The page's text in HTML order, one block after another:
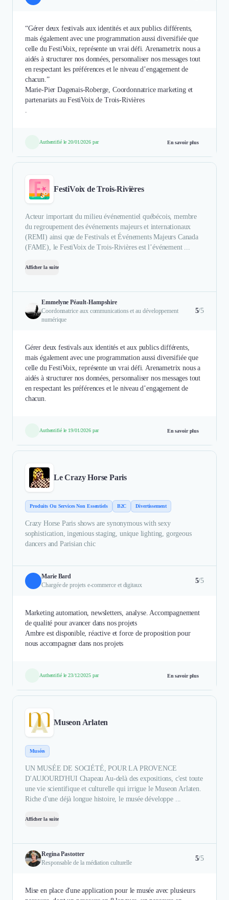
“Gérer deux festivals aux identités et aux publics différents,
mais également avec une programmation aussi diversifiée que
celle du FestiVoix, représente un vrai défi. Arenametrix nous a
aidés à structurer nos données, personnaliser nos messages tout
en respectant les préférences et le niveau d’engagement de
chacun.”
Marie-Pier Dagenais-Roberge, Coordonnatrice marketing et
partenariats au FestiVoix de Trois-Rivières
Authentifié le 20/01/2026 par En savoir plus
FestiVoix de Trois-Rivières
Acteur important du milieu événementiel québécois, membre
du regroupement des événements majeurs et internationaux
(REMI) ainsi que de Festivals et Événements Majeurs Canada
(FAME), le FestiVoix de Trois-Rivières est l’événement ...
Afficher la suite
Emmelyne Péault-Hampshire
Coordonnatrice aux communications et au développement
numérique
5/5
Gérer deux festivals aux identités et aux publics différents,
mais également avec une programmation aussi diversifiée que
celle du FestiVoix, représente un vrai défi. Arenametrix nous a
aidés à structurer nos données, personnaliser nos messages tout
en respectant les préférences et le niveau d’engagement de
chacun.
Authentifié le 19/01/2026 par En savoir plus
Le Crazy Horse Paris
Produits Ou Services Non Essentiels B2C Divertissement
Crazy Horse Paris shows are synonymous with sexy
sophistication, ingenious staging, unique lighting, gorgeous
dancers and Parisian chic
Marie Bard
Chargée de projets e-commerce et digitaux
5/5
Marketing automation, newsletters, analyse. Accompagnement
de qualité pour avancer dans nos projets
Ambre est disponible, réactive et force de proposition pour
nous accompagner dans nos projets
Authentifié le 23/12/2025 par En savoir plus
Museon Arlaten
Musées
UN MUSÉE DE SOCIÉTÉ, POUR LA PROVENCE
D'AUJOURD'HUI Chapeau Au-delà des expositions, c'est toute
une vie scientifique et culturelle qui irrigue le Museon Arlaten.
Riche d'une déjà longue histoire, le musée développe ...
Afficher la suite
Regina Pastotter
Responsable de la médiation culturelle
5/5
Mise en place d'une application pour le musée avec plusieurs